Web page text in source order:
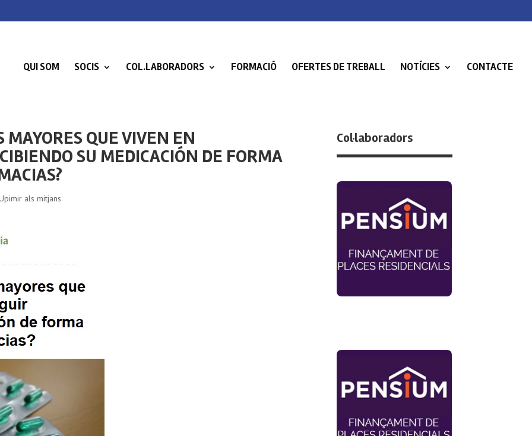
QUI SOM SOCIS COL.LABORADORS FORMACIÓ OFERTES DE TREBALL NOTÍCIES CONTACTE
MAYORES QUE VIVEN EN
SU MEDICACIÓN DE FORMA
als mitjans
Col·laboradors